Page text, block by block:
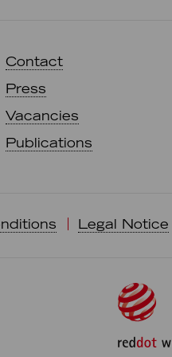
Contact
Press
Vacancies
Publications
Legal Notice